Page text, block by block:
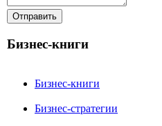
Бизнес-книги
Бизнес-книги
Бизнес-стратегии